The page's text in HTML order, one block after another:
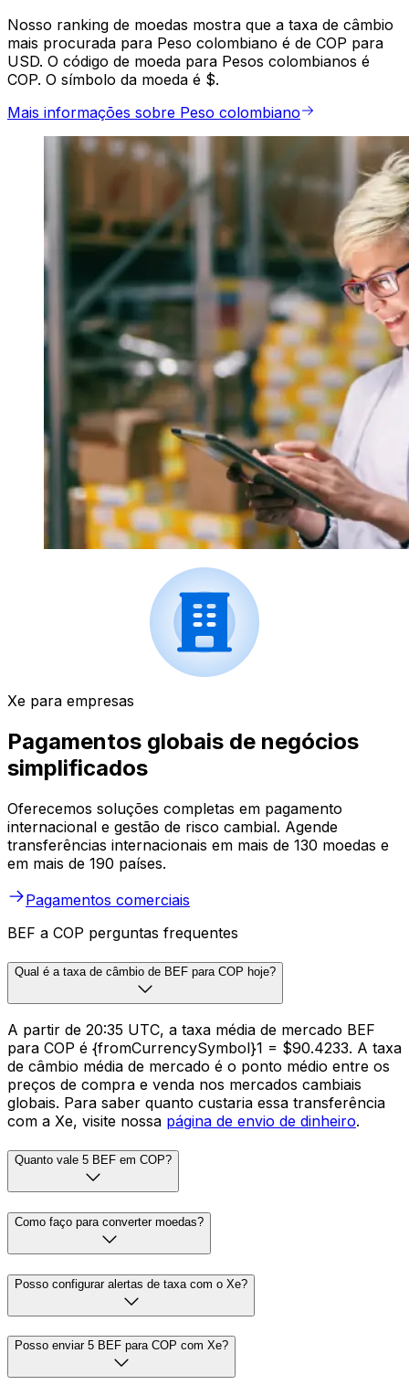
Nosso ranking de moedas mostra que a taxa de câmbio
mais procurada para Peso colombiano é de COP para
USD. O código de moeda para Pesos colombianos é
COP. O símbolo da moeda é $.
Mais informações sobre Peso colombiano
Xe para empresas
Pagamentos globais de negócios
simplificados
Oferecemos soluções completas em pagamento
internacional e gestão de risco cambial. Agende
transferências internacionais em mais de 130 moedas e
em mais de 190 países.
Pagamentos comerciais
BEF a COP perguntas frequentes
Qual é a taxa de câmbio de BEF para COP hoje?
A partir de 20:35 UTC, a taxa média de mercado BEF
para COP é {fromCurrencySymbol}1 = $90.4233. A taxa
de câmbio média de mercado é o ponto médio entre os
preços de compra e venda nos mercados cambiais
globais. Para saber quanto custaria essa transferência
com a Xe, visite nossa página de envio de dinheiro.
Quanto vale 5 BEF em COP?
Como faço para converter moedas?
Posso configurar alertas de taxa com o Xe?
Posso enviar 5 BEF para COP com Xe?